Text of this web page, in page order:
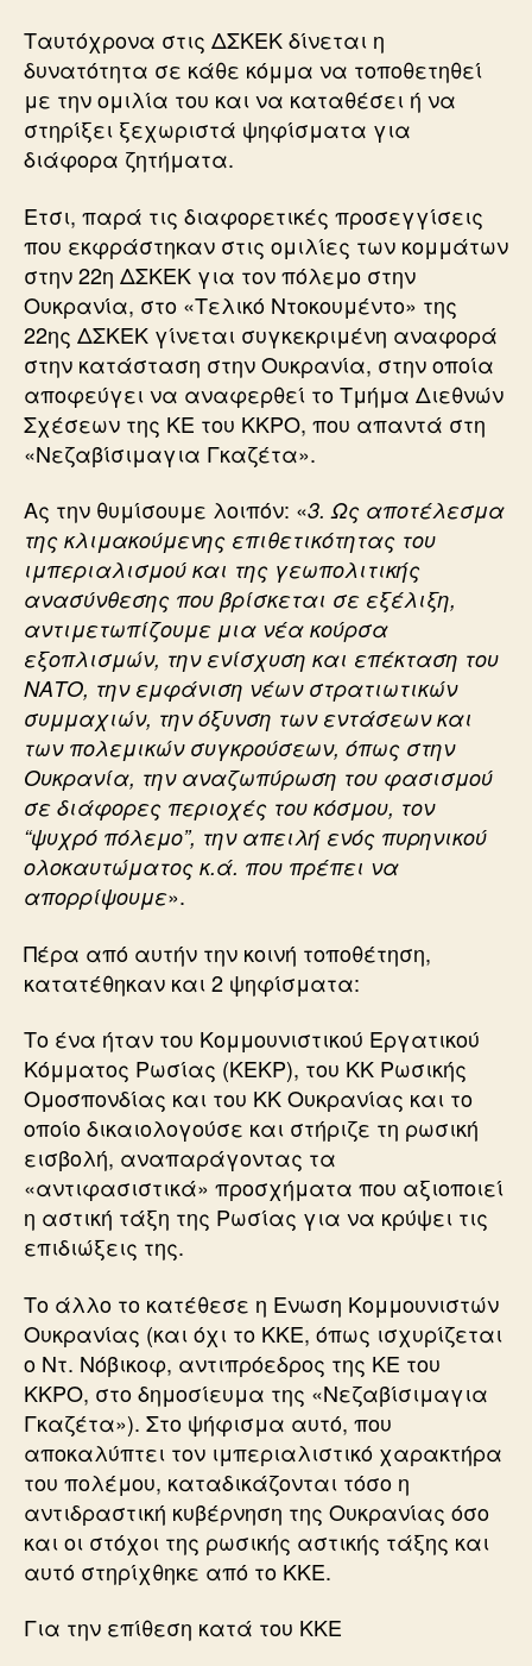
Ταυτόχρονα στις ΔΣΚΕΚ δίνεται η
δυνατότητα σε κάθε κόμμα να τοποθετηθεί
με την ομιλία του και να καταθέσει ή να
στηρίξει ξεχωριστά ψηφίσματα για
διάφορα ζητήματα.
Ετσι, παρά τις διαφορετικές προσεγγίσεις
που εκφράστηκαν στις ομιλίες των κομμάτων
στην 22η ΔΣΚΕΚ για τον πόλεμο στην
Ουκρανία, στο «Τελικό Ντοκουμέντο» της
22ης ΔΣΚΕΚ γίνεται συγκεκριμένη αναφορά
στην κατάσταση στην Ουκρανία, στην οποία
αποφεύγει να αναφερθεί το Τμήμα Διεθνών
Σχέσεων της ΚΕ του ΚΚΡΟ, που απαντά στη
«Νεζαβίσιμαγια Γκαζέτα».
Ας την θυμίσουμε λοιπόν: «3. Ως αποτέλεσμα
της κλιμακούμενης επιθετικότητας του
ιμπεριαλισμού και της γεωπολιτικής
ανασύνθεσης που βρίσκεται σε εξέλιξη,
αντιμετωπίζουμε μια νέα κούρσα
εξοπλισμών, την ενίσχυση και επέκταση του
ΝΑΤΟ, την εμφάνιση νέων στρατιωτικών
συμμαχιών, την όξυνση των εντάσεων και
των πολεμικών συγκρούσεων, όπως στην
Ουκρανία, την αναζωπύρωση του φασισμού
σε διάφορες περιοχές του κόσμου, τον
“ψυχρό πόλεμο”, την απειλή ενός πυρηνικού
ολοκαυτώματος κ.ά. που πρέπει να
απορρίψουμε».
Πέρα από αυτήν την κοινή τοποθέτηση,
κατατέθηκαν και 2 ψηφίσματα:
Το ένα ήταν του Κομμουνιστικού Εργατικού
Κόμματος Ρωσίας (ΚΕΚΡ), του ΚΚ Ρωσικής
Ομοσπονδίας και του ΚΚ Ουκρανίας και το
οποίο δικαιολογούσε και στήριζε τη ρωσική
εισβολή, αναπαράγοντας τα
«αντιφασιστικά» προσχήματα που αξιοποιεί
η αστική τάξη της Ρωσίας για να κρύψει τις
επιδιώξεις της.
Το άλλο το κατέθεσε η Ενωση Κομμουνιστών
Ουκρανίας (και όχι το ΚΚΕ, όπως ισχυρίζεται
ο Ντ. Νόβικοφ, αντιπρόεδρος της ΚΕ του
ΚΚΡΟ, στο δημοσίευμα της «Νεζαβίσιμαγια
Γκαζέτα»). Στο ψήφισμα αυτό, που
αποκαλύπτει τον ιμπεριαλιστικό χαρακτήρα
του πολέμου, καταδικάζονται τόσο η
αντιδραστική κυβέρνηση της Ουκρανίας όσο
και οι στόχοι της ρωσικής αστικής τάξης και
αυτό στηρίχθηκε από το ΚΚΕ.
Για την επίθεση κατά του ΚΚΕ